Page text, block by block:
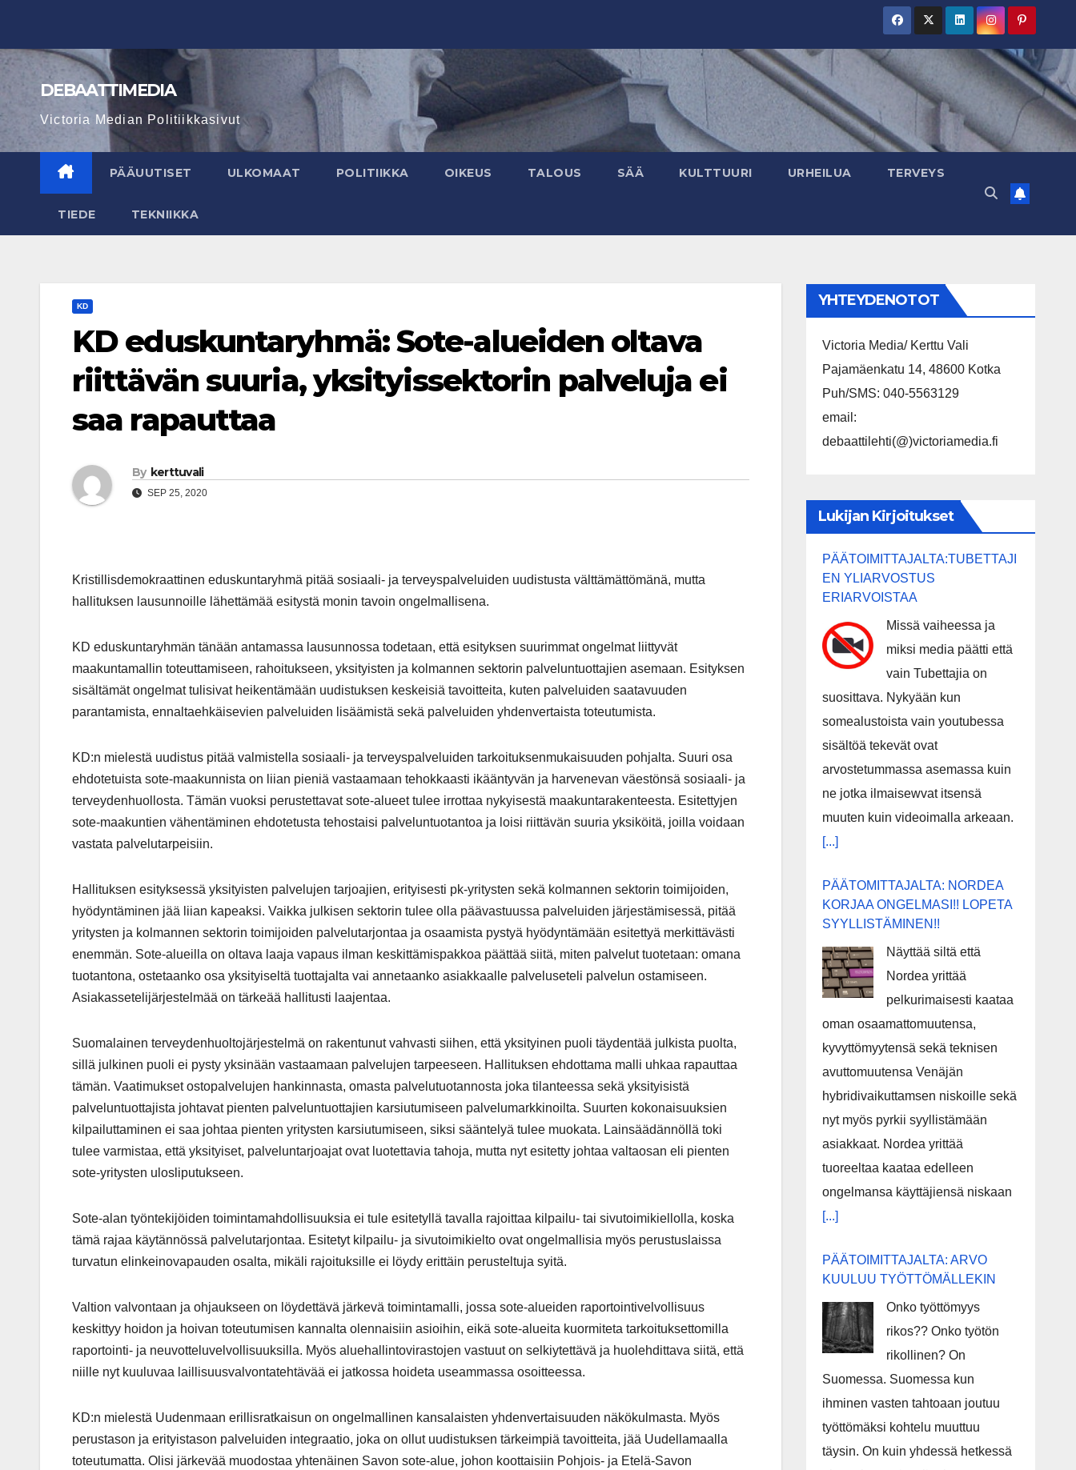
content
DEBAATTIMEDIA
Victoria Median Politiikkasivut
PÄÄUUTISET ULKOMAAT POLITIIKKA OIKEUS TALOUS SÄÄ KULTTUURI URHEILUA TERVEYS
TIEDE TEKNIIKKA
KD
KD eduskuntaryhmä: Sote-alueiden oltava
riittävän suuria, yksityissektorin palveluja ei
saa rapauttaa
By kerttuvali
SEP 25, 2020
Kristillisdemokraattinen eduskuntaryhmä pitää sosiaali- ja terveyspalveluiden uudistusta välttämättömänä, mutta
hallituksen lausunnoille lähettämää esitystä monin tavoin ongelmallisena.
KD eduskuntaryhmän tänään antamassa lausunnossa todetaan, että esityksen suurimmat ongelmat liittyvät
maakuntamallin toteuttamiseen, rahoitukseen, yksityisten ja kolmannen sektorin palveluntuottajien asemaan. Esityksen
sisältämät ongelmat tulisivat heikentämään uudistuksen keskeisiä tavoitteita, kuten palveluiden saatavuuden
parantamista, ennaltaehkäisevien palveluiden lisäämistä sekä palveluiden yhdenvertaista toteutumista.
KD:n mielestä uudistus pitää valmistella sosiaali- ja terveyspalveluiden tarkoituksenmukaisuuden pohjalta. Suuri osa
ehdotetuista sote-maakunnista on liian pieniä vastaamaan tehokkaasti ikääntyvän ja harvenevan väestönsä sosiaali- ja
terveydenhuollosta. Tämän vuoksi perustettavat sote-alueet tulee irrottaa nykyisestä maakuntarakenteesta. Esitettyjen
sote-maakuntien vähentäminen ehdotetusta tehostaisi palveluntuotantoa ja loisi riittävän suuria yksiköitä, joilla voidaan
vastata palvelutarpeisiin.
Hallituksen esityksessä yksityisten palvelujen tarjoajien, erityisesti pk-yritysten sekä kolmannen sektorin toimijoiden,
hyödyntäminen jää liian kapeaksi. Vaikka julkisen sektorin tulee olla päävastuussa palveluiden järjestämisessä, pitää
yritysten ja kolmannen sektorin toimijoiden palvelutarjontaa ja osaamista pystyä hyödyntämään esitettyä merkittävästi
enemmän. Sote-alueilla on oltava laaja vapaus ilman keskittämispakkoa päättää siitä, miten palvelut tuotetaan: omana
tuotantona, ostetaanko osa yksityiseltä tuottajalta vai annetaanko asiakkaalle palveluseteli palvelun ostamiseen.
Asiakassetelijärjestelmää on tärkeää hallitusti laajentaa.
Suomalainen terveydenhuoltojärjestelmä on rakentunut vahvasti siihen, että yksityinen puoli täydentää julkista puolta,
sillä julkinen puoli ei pysty yksinään vastaamaan palvelujen tarpeeseen. Hallituksen ehdottama malli uhkaa rapauttaa
tämän. Vaatimukset ostopalvelujen hankinnasta, omasta palvelutuotannosta joka tilanteessa sekä yksityisistä
palveluntuottajista johtavat pienten palveluntuottajien karsiutumiseen palvelumarkkinoilta. Suurten kokonaisuuksien
kilpailuttaminen ei saa johtaa pienten yritysten karsiutumiseen, siksi sääntelyä tulee muokata. Lainsäädännöllä toki
tulee varmistaa, että yksityiset, palveluntarjoajat ovat luotettavia tahoja, mutta nyt esitetty johtaa valtaosan eli pienten
sote-yritysten ulosliputukseen.
Sote-alan työntekijöiden toimintamahdollisuuksia ei tule esitetyllä tavalla rajoittaa kilpailu- tai sivutoimikiellolla, koska
tämä rajaa käytännössä palvelutarjontaa. Esitetyt kilpailu- ja sivutoimikielto ovat ongelmallisia myös perustuslaissa
turvatun elinkeinovapauden osalta, mikäli rajoituksille ei löydy erittäin perusteltuja syitä.
Valtion valvontaan ja ohjaukseen on löydettävä järkevä toimintamalli, jossa sote-alueiden raportointivelvollisuus
keskittyy hoidon ja hoivan toteutumisen kannalta olennaisiin asioihin, eikä sote-alueita kuormiteta tarkoituksettomilla
raportointi- ja neuvotteluvelvollisuuksilla. Myös aluehallintovirastojen vastuut on selkiytettävä ja huolehdittava siitä, että
niille nyt kuuluvaa laillisuusvalvontatehtävää ei jatkossa hoideta useammassa osoitteessa.
KD:n mielestä Uudenmaan erillisratkaisun on ongelmallinen kansalaisten yhdenvertaisuuden näkökulmasta. Myös
perustason ja erityistason palveluiden integraatio, joka on ollut uudistuksen tärkeimpiä tavoitteita, jää Uudellamaalla
toteutumatta. Olisi järkevää muodostaa yhtenäinen Savon sote-alue, johon koottaisiin Pohjois- ja Etelä-Savon
YHTEYDENOTOT
Victoria Media/ Kerttu Vali
Pajamäenkatu 14, 48600 Kotka
Puh/SMS: 040-5563129
email:
debaattilehti(@)victoriamedia.fi
Lukijan Kirjoitukset
PÄÄTOIMITTAJALTA:TUBETTAJI
EN YLIARVOSTUS
ERIARVOISTAA
Missä vaiheessa ja
miksi media päätti että
vain Tubettajia on
suosittava. Nykyään kun
somealustoista vain youtubessa
sisältöä tekevät ovat
arvostetummassa asemassa kuin
ne jotka ilmaisewvat itsensä
muuten kuin videoimalla arkeaan.
[...]
PÄÄTOMITTAJALTA: NORDEA
KORJAA ONGELMASI!! LOPETA
SYYLLISTÄMINEN!!
Näyttää siltä että
Nordea yrittää
pelkurimaisesti kaataa
oman osaamattomuutensa,
kyvyttömyytensä sekä teknisen
avuttomuutensa Venäjän
hybridivaikuttamsen niskoille sekä
nyt myös pyrkii syyllistämään
asiakkaat. Nordea yrittää
tuoreeltaa kaataa edelleen
ongelmansa käyttäjiensä niskaan
[...]
PÄÄTOIMITTAJALTA: ARVO
KUULUU TYÖTTÖMÄLLEKIN
Onko työttömyys
rikos?? Onko työtön
rikollinen? On
Suomessa. Suomessa kun
ihminen vasten tahtoaan joutuu
työttömäksi kohtelu muuttuu
täysin. On kuin yhdessä hetkessä